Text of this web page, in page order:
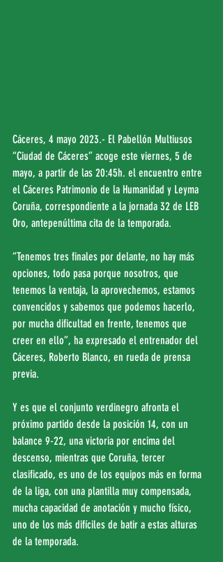
Cáceres, 4 mayo 2023.- El Pabellón Multiusos
“Ciudad de Cáceres” acoge este viernes, 5 de
mayo, a partir de las 20:45h. el encuentro entre
el Cáceres Patrimonio de la Humanidad y Leyma
Coruña, correspondiente a la jornada 32 de LEB
Oro, antepenúltima cita de la temporada.
“Tenemos tres finales por delante, no hay más
opciones, todo pasa porque nosotros, que
tenemos la ventaja, la aprovechemos, estamos
convencidos y sabemos que podemos hacerlo,
por mucha dificultad en frente, tenemos que
creer en ello”, ha expresado el entrenador del
Cáceres, Roberto Blanco, en rueda de prensa
previa.
Y es que el conjunto verdinegro afronta el
próximo partido desde la posición 14, con un
balance 9-22, una victoria por encima del
descenso, mientras que Coruña, tercer
clasificado, es uno de los equipos más en forma
de la liga, con una plantilla muy compensada,
mucha capacidad de anotación y mucho físico,
uno de los más difíciles de batir a estas alturas
de la temporada.